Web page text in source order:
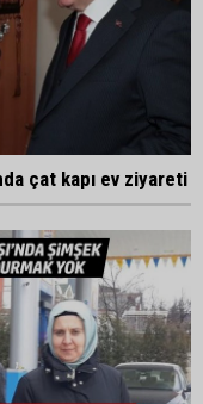
çat kapı ev ziyareti